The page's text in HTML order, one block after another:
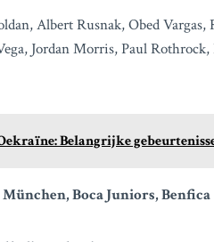
Albert Rusnak, Obed
Jordan Morris, Paul
Belangrijke
Boca Juniors, Benfica